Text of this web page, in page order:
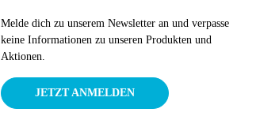
Melde dich zu unserem Newsletter an und verpasse
keine Informationen zu unseren Produkten und
Aktionen.
JETZT ANMELDEN